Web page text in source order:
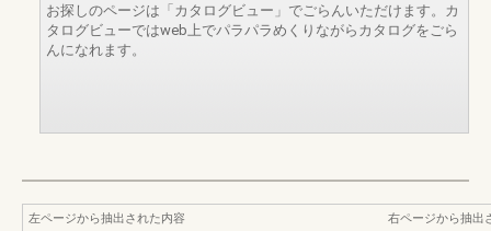
お探しのページは「カタログビュー」でごらんいただけます。カ
タログビューではweb上でパラパラめくりながらカタログをごら
んになれます。
左ページから抽出された内容
右ページから抽出